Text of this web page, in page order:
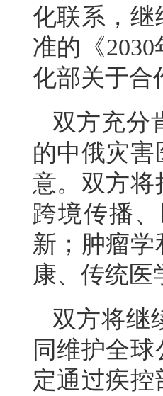
化联系，继
准的《
化部关于合
双方充分
的中俄灾
意。双方将
跨境传播
新；肿瘤
康、传统医
双方将继
同维护全
定通过疾